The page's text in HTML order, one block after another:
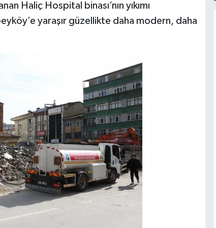
Haliç Hospital binası’nın yıkımı
yaraşır güzellikte daha modern, daha